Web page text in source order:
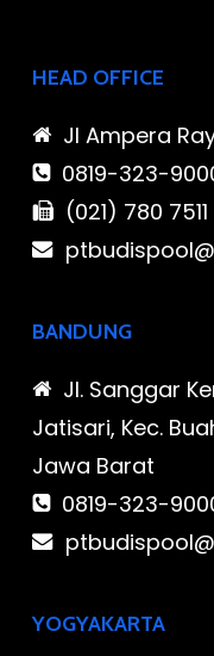
HEAD OFFICE
Jl Ampera
0819-323-
(021) 780 7511
BANDUNG
Jl. Sanggar
Jatisari, Kec.
Jawa Barat
0819-323-
YOGYAKARTA